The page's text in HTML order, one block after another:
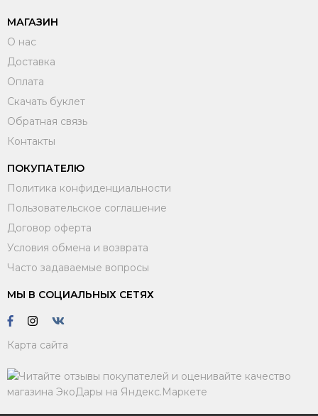
МАГАЗИН
О нас
Доставка
Оплата
Скачать буклет
Обратная связь
Контакты
ПОКУПАТЕЛЮ
Политика конфиденциальности
Пользовательское соглашение
Договор оферта
Условия обмена и возврата
Часто задаваемые вопросы
МЫ В СОЦИАЛЬНЫХ СЕТЯХ
Карта сайта